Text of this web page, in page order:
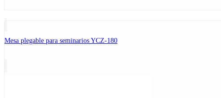
Mesa plegable para seminarios YCZ-180